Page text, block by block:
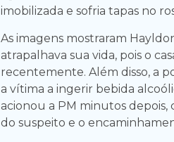
imobilizada e sofria tapas no
As imagens mostraram
atrapalhava sua vida, pois o
recentemente. Além disso, a
a vítima a ingerir bebida
acionou a PM minutos depois,
do suspeito e o